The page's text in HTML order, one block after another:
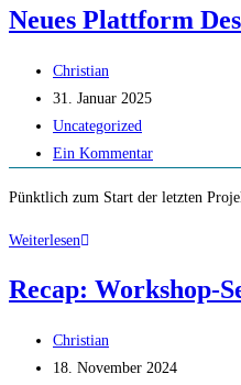
Projektlaufzeit
Neues Plattform
Beitrags-
Autor:
Christian
Beitrag
veröffentlicht:
31. Januar 2025
Beitrags-
Kategorie:
Uncategorized
Beitrags-
Ein Kommentar
Pünktlich zum Start der letzten
WeiterlesenNeues
Design
Recap: Workshop-
Beitrags-
Autor:
Christian
Beitrag
18. November 2024